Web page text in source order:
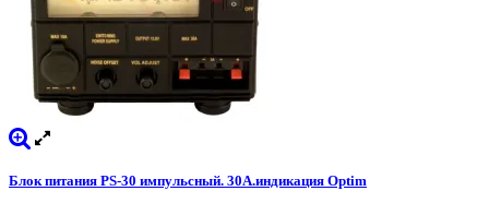
Блок питания PS-30 импульсный. 30А.индикация Optim